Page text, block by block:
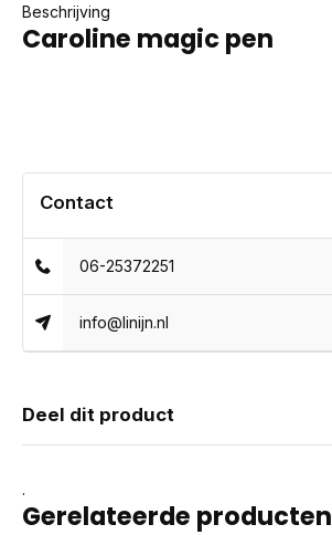
Beschrijving
Caroline magic pen
Contact
06-25372251
info@linijn.nl
Deel dit product
.
Gerelateerde producten